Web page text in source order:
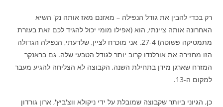
רק בכדי להבין את גודל הנפילה – מאזנם מאז אותה נק' השיא
האחרונה אותה ציינתי, הוא (אפילו מומי יכול להגיד לכם זאת בעזרת
מתמטיקה פשוטה) 27-4. אני מוכרח לציין, שלדעתי, הנפילה הגדולה
הזו מחזירה את אורלנדו קרוב יותר לגודל הטבעי שלה. גם בראנקר
המזרח שארגן מידן בתחילת השנה, הקבוצה לא הצליחה להגיע מעבר
למקום ה-13.
כן, הגיוני ביותר שקבוצה שמובלת על ידי ניקולא ווצ'ביץ', ארון גורדון